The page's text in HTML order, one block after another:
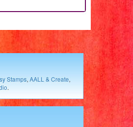
Stamps, AALL & Create,
.